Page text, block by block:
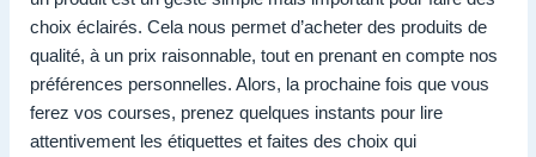
choix éclairés. Cela nous permet d’acheter des produits de
qualité, à un prix raisonnable, tout en prenant en compte nos
préférences personnelles. Alors, la prochaine fois que vous
ferez vos courses, prenez quelques instants pour lire
attentivement les étiquettes et faites des choix qui